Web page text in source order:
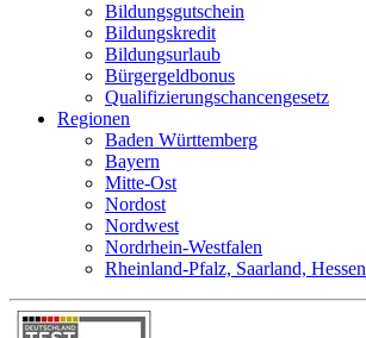
Bildungsgutschein
Bildungskredit
Bildungsurlaub
Bürgergeldbonus
Qualifizierungschancengesetz
Regionen
Baden Württemberg
Bayern
Mitte-Ost
Nordost
Nordwest
Nordrhein-Westfalen
Rheinland-Pfalz, Saarland, Hessen